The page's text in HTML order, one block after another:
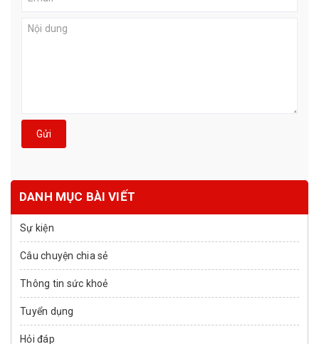
Gửi
DANH MỤC BÀI VIẾT
Sự kiện
Câu chuyện chia sẻ
Thông tin sức khoẻ
Tuyển dụng
Hỏi đáp